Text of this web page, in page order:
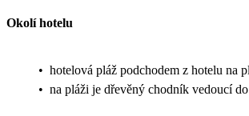
Okolí hotelu
• hotelová pláž podchodem z hotelu na
• na pláži je dřevěný chodník vedoucí